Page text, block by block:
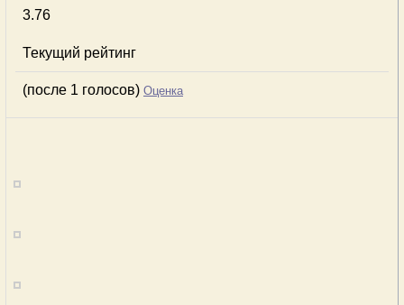
3.76
Текущий рейтинг
(после 1 голосов) Оценка